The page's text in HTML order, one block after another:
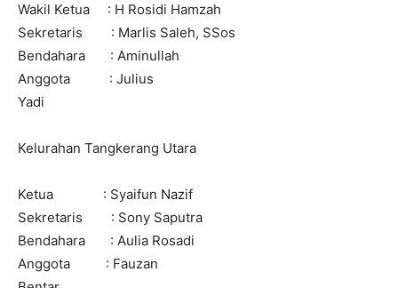
Wakil Ketua : H Rosidi Hamzah
Sekretaris : Marlis Saleh, SSos
Bendahara : Aminullah
Anggota : Julius
Yadi
Kelurahan Tangkerang Utara
Ketua : Syaifun Nazif
Sekretaris : Sony Saputra
Bendahara : Aulia Rosadi
Anggota : Fauzan